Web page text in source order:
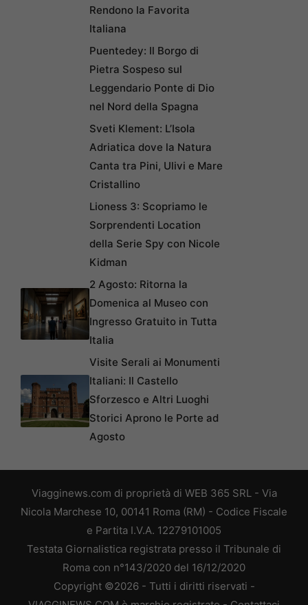
Rendono la Favorita
Italiana
Puentedey: Il Borgo di
Pietra Sospeso sul
Leggendario Ponte di Dio
nel Nord della Spagna
Sveti Klement: L’Isola
Adriatica dove la Natura
Canta tra Pini, Ulivi e Mare
Cristallino
Lioness 3: Scopriamo le
Sorprendenti Location
della Serie Spy con Nicole
Kidman
2 Agosto: Ritorna la
Domenica al Museo con
Ingresso Gratuito in Tutta
Italia
Visite Serali ai Monumenti
Italiani: Il Castello
Sforzesco e Altri Luoghi
Storici Aprono le Porte ad
Agosto
Viagginews.com di proprietà di WEB 365 SRL - Via
Nicola Marchese 10, 00141 Roma (RM) - Codice Fiscale
e Partita I.V.A. 12279101005
Testata Giornalistica registrata presso il Tribunale di
Roma con n°143/2020 del 16/12/2020
Copyright ©2026 - Tutti i diritti riservati -